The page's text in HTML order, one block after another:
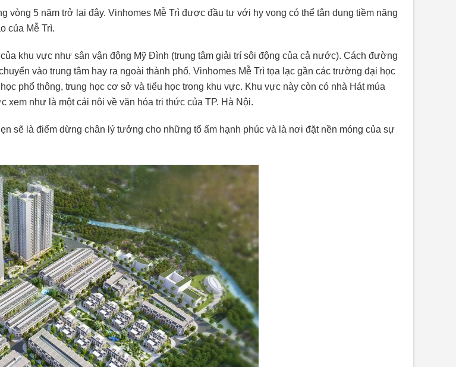
vòng 5 năm trở lại đây. Vinhomes Mễ Trì được đầu tư với hy vọng có thể tận dụng tiềm năng
của Mễ Trì.
khu vực như sân vận động Mỹ Đình (trung tâm giải trí sôi động của cả nước). Cách đường
vào trung tâm hay ra ngoài thành phố. Vinhomes Mễ Trì tọa lạc gần các trường đại học
phổ thông, trung học cơ sở và tiểu học trong khu vực. Khu vực này còn có nhà Hát múa
như là một cái nôi về văn hóa tri thức của TP. Hà Nội.
sẽ là điểm dừng chân lý tưởng cho những tổ ấm hạnh phúc và là nơi đặt nền móng của sự